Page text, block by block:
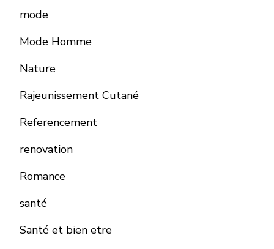
mode
Mode Homme
Nature
Rajeunissement Cutané
Referencement
renovation
Romance
santé
Santé et bien etre